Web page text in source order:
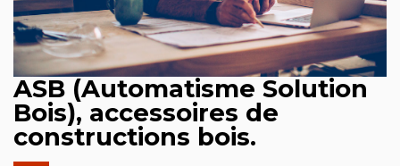
ASB (Automatisme Solution
Bois), accessoires de
constructions bois.